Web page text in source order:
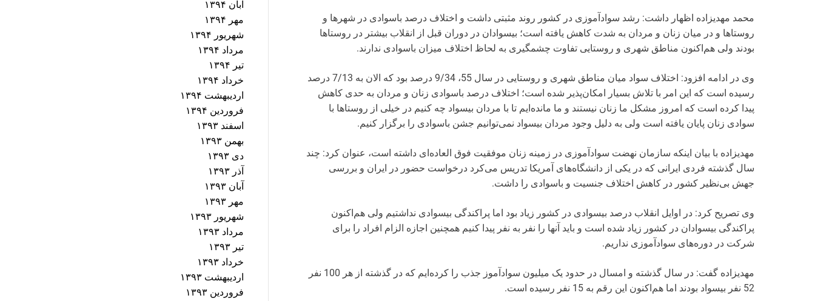
محمد مهدیزاده اظهار داشت: رشد سواد‌آموزی در کشور روند مثبتی داشت و اختلاف درصد باسوادی در شهرها و
روستاها و در میان زنان و مردان به شدت کاهش یافته است؛ بیسوادان در دوران قبل از انقلاب بیشتر در روستاها
بودند ولی هم‌اکنون مناطق شهری و روستایی تفاوت چشمگیری به لحاظ اختلاف میزان باسوادی ندارند.
وی در ادامه افزود: اختلاف سواد میان مناطق شهری و روستایی در سال 55، 9/34 درصد بود که الان به 7/13 درصد
رسیده است که این امر با تلاش بسیار امکان‌پذیر شده است؛ اختلاف درصد باسوادی زنان و مردان به حدی کاهش
پیدا کرده است که امروز مشکل ما زنان نیستند و ما مانده‌ایم تا با مردان بیسواد چه کنیم در خیلی از روستاها با
سوادی زنان پایان یافته است ولی به دلیل وجود مردان بیسواد نمی‌توانیم جشن باسوادی را برگزار کنیم.
مهدیزاده با بیان اینکه سازمان نهضت سواد‌آموزی در زمینه زنان موفقیت فوق العاده‌ای داشته است، عنوان کرد: چند
سال گذشته فردی ایرانی که در یکی از دانشگاه‌های آمریکا تدریس می‌کرد در‌خواست حضور در ایران و بررسی
جهش بی‌نظیر کشور در کاهش اختلاف جنسیت و باسوادی را داشت.
وی تصریح کرد: در اوایل انقلاب درصد بیسوادی در کشور زیاد بود اما پراکندگی بیسوادی نداشتیم ولی هم‌اکنون
پراکندگی بیسوادان در کشور زیاد شده است و باید آنها را نفر به نفر پیدا کنیم همچنین اجازه الزام افراد را برای
شرکت در دوره‌های سواد‌آموزی نداریم.
مهدیزاده گفت: در سال گذشته و امسال در حدود یک میلیون سواد‌آموز جذب را کرده‌ایم که در گذشته از هر 100 نفر
52 نفر بیسواد بودند اما هم‌اکنون این رقم به 15 نفر رسیده است.
آبان ۱۳۹۴
مهر ۱۳۹۴
شهریور ۱۳۹۴
مرداد ۱۳۹۴
تیر ۱۳۹۴
خرداد ۱۳۹۴
اردیبهشت ۱۳۹۴
فروردین ۱۳۹۴
اسفند ۱۳۹۳
بهمن ۱۳۹۳
دی ۱۳۹۳
آذر ۱۳۹۳
آبان ۱۳۹۳
مهر ۱۳۹۳
شهریور ۱۳۹۳
مرداد ۱۳۹۳
تیر ۱۳۹۳
خرداد ۱۳۹۳
اردیبهشت ۱۳۹۳
فروردین ۱۳۹۳